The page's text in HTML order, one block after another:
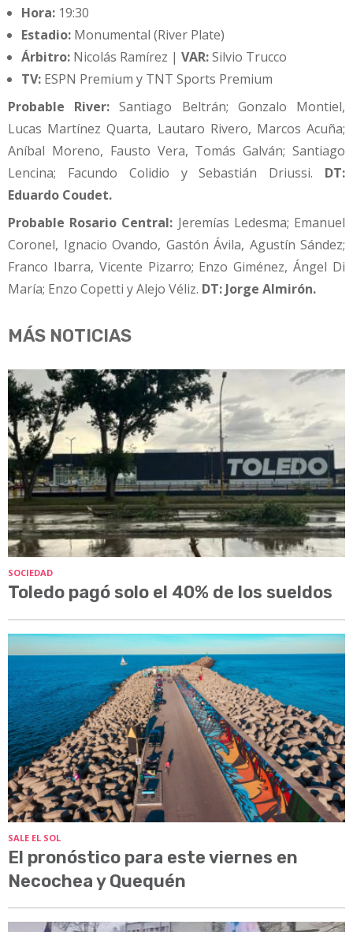
Hora: 19:30
Estadio: Monumental (River Plate)
Árbitro: Nicolás Ramírez |VAR:Silvio Trucco
TV: ESPN Premium y TNT Sports Premium
Probable River: Santiago Beltrán; Gonzalo Montiel,
Lucas Martínez Quarta, Lautaro Rivero, Marcos Acuña;
Aníbal Moreno, Fausto Vera, Tomás Galván; Santiago
Lencina; Facundo Colidio y Sebastián Driussi. DT:
Eduardo Coudet.
Probable Rosario Central: Jeremías Ledesma; Emanuel
Coronel, Ignacio Ovando, Gastón Ávila, Agustín Sández;
Franco Ibarra, Vicente Pizarro; Enzo Giménez, Ángel Di
María; Enzo Copetti y Alejo Véliz. DT: Jorge Almirón.
MÁS NOTICIAS
SOCIEDAD
Toledo pagó solo el 40% de los sueldos
SALE EL SOL
El pronóstico para este viernes en
Necochea y Quequén